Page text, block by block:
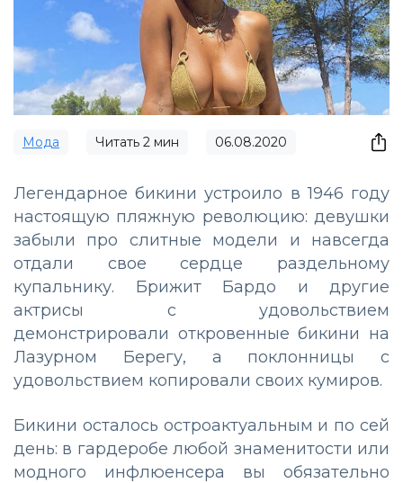
Мода Читать 2 мин 06.08.2020
Легендарное бикини устроило в 1946 году
настоящую пляжную революцию: девушки
забыли про слитные модели и навсегда
отдали свое сердце раздельному
купальнику. Брижит Бардо и другие
актрисы с удовольствием
демонстрировали откровенные бикини на
Лазурном Берегу, а поклонницы с
удовольствием копировали своих кумиров.
Бикини осталось остроактуальным и по сей
день: в гардеробе любой знаменитости или
модного инфлюенсера вы обязательно